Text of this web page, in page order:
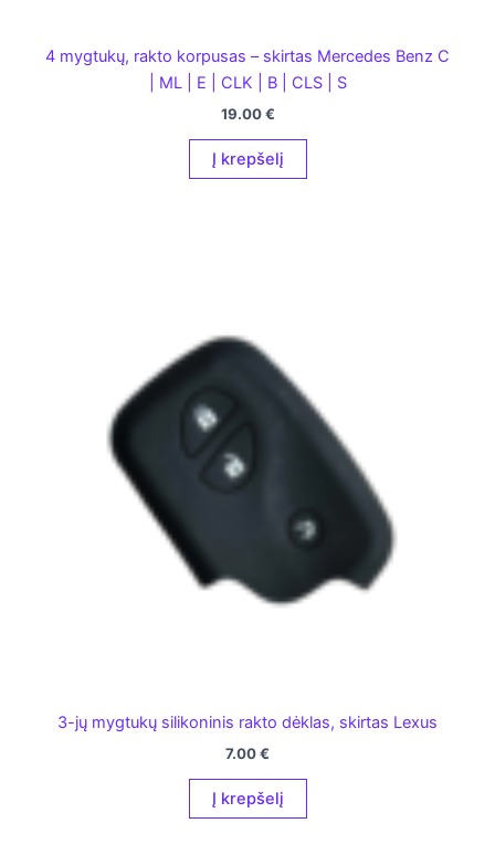
4 mygtukų, rakto korpusas – skirtas Mercedes Benz C
| ML | E | CLK | B | CLS | S
19.00€
Į krepšelį
3-jų mygtukų silikoninis rakto dėklas, skirtas Lexus
7.00€
Į krepšelį